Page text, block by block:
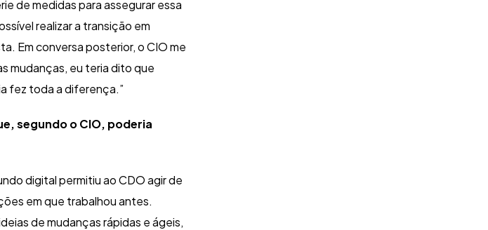
de medidas para assegurar essa
realizar a transição em
Em conversa posterior, o CIO me
mudanças, eu teria dito que
fez toda a diferença.”
segundo o CIO, poderia
digital permitiu ao CDO agir de
em que trabalhou antes.
de mudanças rápidas e ágeis,